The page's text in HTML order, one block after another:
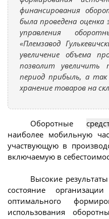
финансирования
была проведена
управления
«Племзавод
увеличение объема
позволит
период прибыль, а
хранение товаров на
Оборотные
наиболее мобильную
участвующую в
включаемую в
Высокие
состояние
оптимального
использования